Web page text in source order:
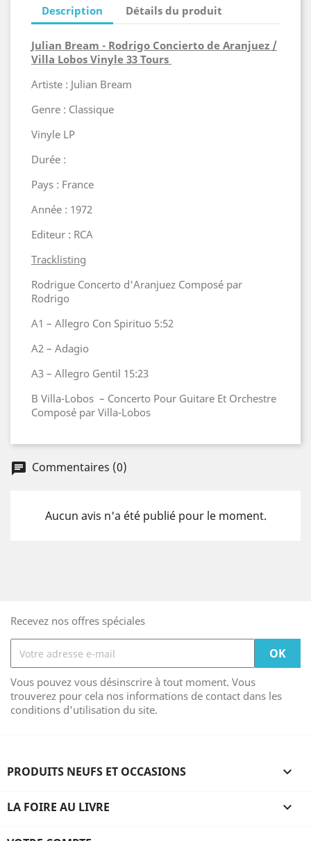
Description Détails du produit
Julian Bream - Rodrigo Concierto de Aranjuez /
Villa Lobos Vinyle 33 Tours
Artiste : Julian Bream
Genre : Classique
Vinyle LP
Durée :
Pays : France
Année : 1972
Editeur : RCA
Tracklisting
Rodrigue Concerto d'Aranjuez Composé par
Rodrigo
A1 – Allegro Con Spirituo 5:52
A2 – Adagio
A3 – Allegro Gentil 15:23
B Villa-Lobos – Concerto Pour Guitare Et Orchestre
Composé par Villa-Lobos
Commentaires (0)
Aucun avis n'a été publié pour le moment.
Recevez nos offres spéciales
Vous pouvez vous désinscrire à tout moment. Vous
trouverez pour cela nos informations de contact dans les
conditions d'utilisation du site.
PRODUITS NEUFS ET OCCASIONS 
LA FOIRE AU LIVRE 